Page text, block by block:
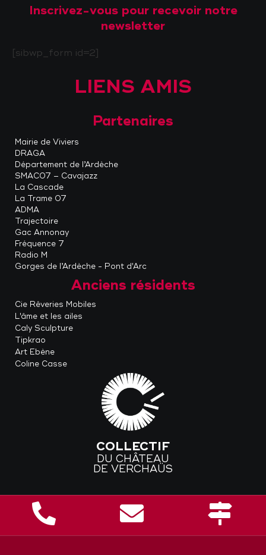
Inscrivez-vous pour recevoir notre
newsletter
[sibwp_form id=2]
LIENS AMIS
Partenaires
Mairie de Viviers
DRAGA
Département de l’Ardèche
SMAC07 – Cavajazz
La Cascade
La Trame 07
ADMA
Trajectoire
Gac Annonay
Fréquence 7
Radio M
Gorges de l’Ardèche - Pont d'Arc
Anciens résidents
Cie Rêveries Mobiles
L'âme et les ailes
Caly Sculpture
Tipkrao
Art Ebène
Coline Casse
COLLECTIF
DU CHÂTEAU
DE VERCHAÜS